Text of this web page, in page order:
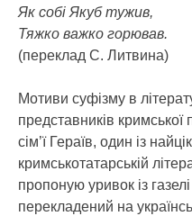
Як собі Якуб тужив,
Тяжко важко горював.
(переклад С. Литвина)
Мотиви суфізму в
представників кримської
сім’ї Гераїв, один із
кримськотатарській
пропоную уривок із
перекладений на